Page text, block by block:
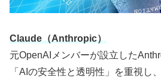
Claude（Anthropic）
元OpenAIメンバーが設立した
「AIの安全性と透明性」を重視し